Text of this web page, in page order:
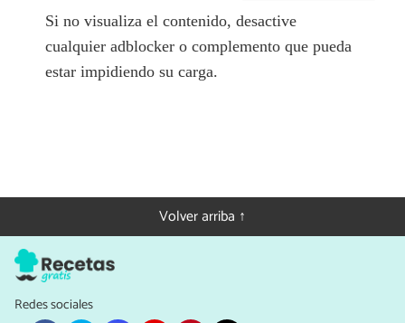
Si no visualiza el contenido, desactive
cualquier adblocker o complemento que pueda
estar impidiendo su carga.
Volver arriba ↑
Redes sociales